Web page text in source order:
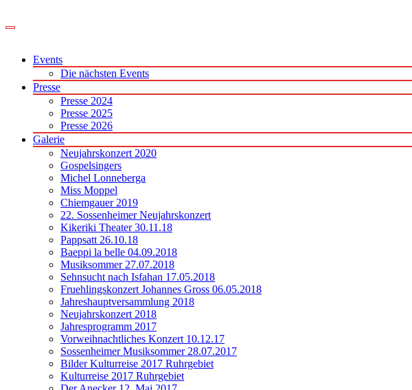
Events
Die nächsten Events
Presse
Presse 2024
Presse 2025
Presse 2026
Galerie
Neujahrskonzert 2020
Gospelsingers
Michel Lonneberga
Miss Moppel
Chiemgauer 2019
22. Sossenheimer Neujahrskonzert
Kikeriki Theater 30.11.18
Pappsatt 26.10.18
Baeppi la belle 04.09.2018
Musiksommer 27.07.2018
Sehnsucht nach Isfahan 17.05.2018
Fruehlingskonzert Johannes Gross 06.05.2018
Jahreshauptversammlung 2018
Neujahrskonzert 2018
Jahresprogramm 2017
Vorweihnachtliches Konzert 10.12.17
Sossenheimer Musiksommer 28.07.2017
Bilder Kulturreise 2017 Ruhrgebiet
Kulturreise 2017 Ruhrgebiet